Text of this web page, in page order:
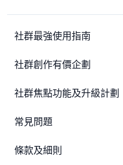
社群最強使用指南
社群創作有價企劃
社群焦點功能及升級計劃
常見問題
條款及細則